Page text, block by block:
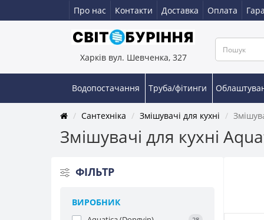
Про нас Контакти Доставка Оплата
Харків вул. Шевченка, 327
Водопостачання Труба/фітинги
Сантехніка Змішувачі для кухні
Змішувачі для кухні
ФIЛЬТР
ВИРОБНИК